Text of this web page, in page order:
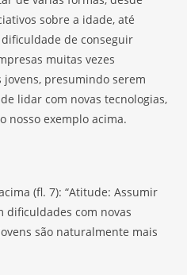
sobre a idade, até
de conseguir
muitas vezes
presumindo serem
lidar com novas tecnologias,
nosso exemplo acima.
(fl. 7): “Atitude: Assumir
dificuldades com novas
são naturalmente mais